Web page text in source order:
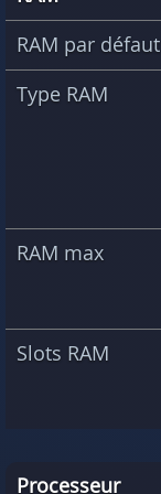
RAM par défaut
Type RAM
RAM max
Slots RAM
Processeur